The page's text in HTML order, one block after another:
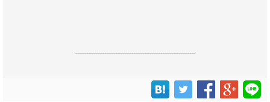
------------------------------------------------------------------